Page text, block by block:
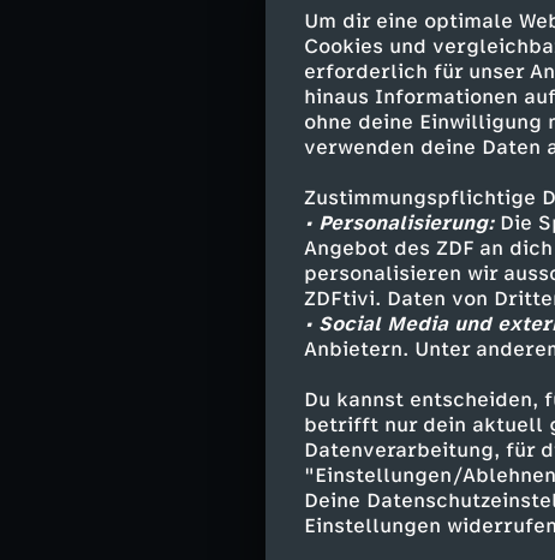
Um dir eine optimale
Cookies und
erforderlich für unser
hinaus Informationen
ohne deine
verwenden deine Daten
Zustimmungspflichtige
• Personalisierung:Die
Angebot des ZDF an
personalisieren wir
ZDFtivi. Daten von
• Social Media und
Anbietern. Unter
Du kannst entscheiden,
betrifft nur dein aktuell
Datenverarbeitung, für
"Einstellungen/
Deine
Einstellungen
wo anders: In
zunehmend das
Stoffkaninchen
Kaninchen nicht
heimsucht.
Darsteller
Norah Richter
Wolfgang
Theresa
Sebastian
Valerie -
Norah
Isabelle
Coco Barthes
Werner -